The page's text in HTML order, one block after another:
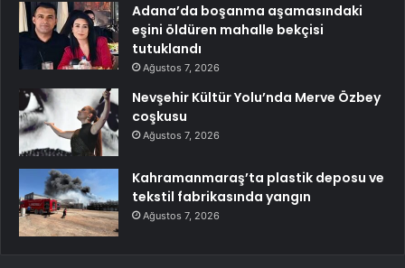
Adana’da boşanma aşamasındaki
eşini öldüren mahalle bekçisi
tutuklandı
Ağustos 7, 2026
Nevşehir Kültür Yolu’nda Merve Özbey
coşkusu
Ağustos 7, 2026
Kahramanmaraş’ta plastik deposu ve
tekstil fabrikasında yangın
Ağustos 7, 2026